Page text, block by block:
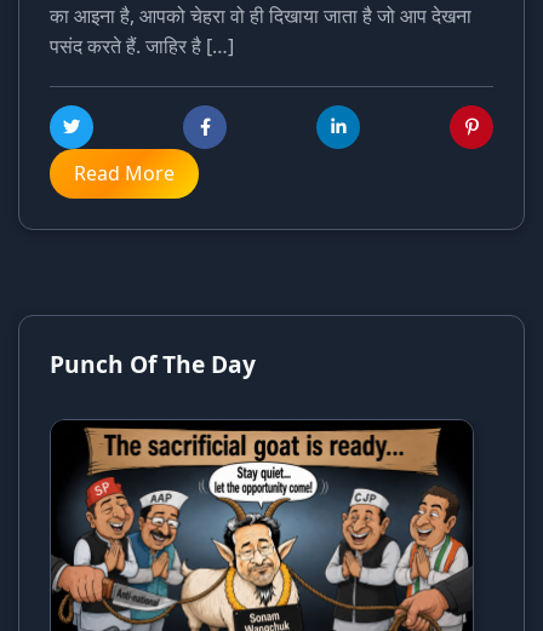
का आइना है, आपको चेहरा वो ही दिखाया जाता है जो आप देखना
पसंद करते हैं. जाहिर है […]
Read More
Punch Of The Day